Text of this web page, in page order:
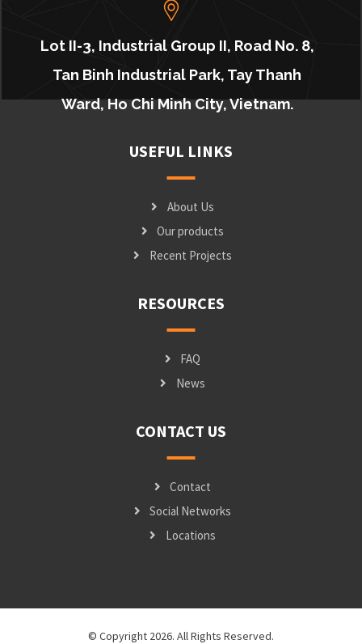
Lot II-3, Industrial Group II, Road No. 8,
Tan Binh Industrial Park, Tay Thanh
Ward, Ho Chi Minh City, Vietnam.
USEFUL LINKS
About Us
Our products
Recent Projects
RESOURCES
FAQ
News
CONTACT US
Contact
Social Networks
Locations
© Copyright 2026. All Rights Reserved.